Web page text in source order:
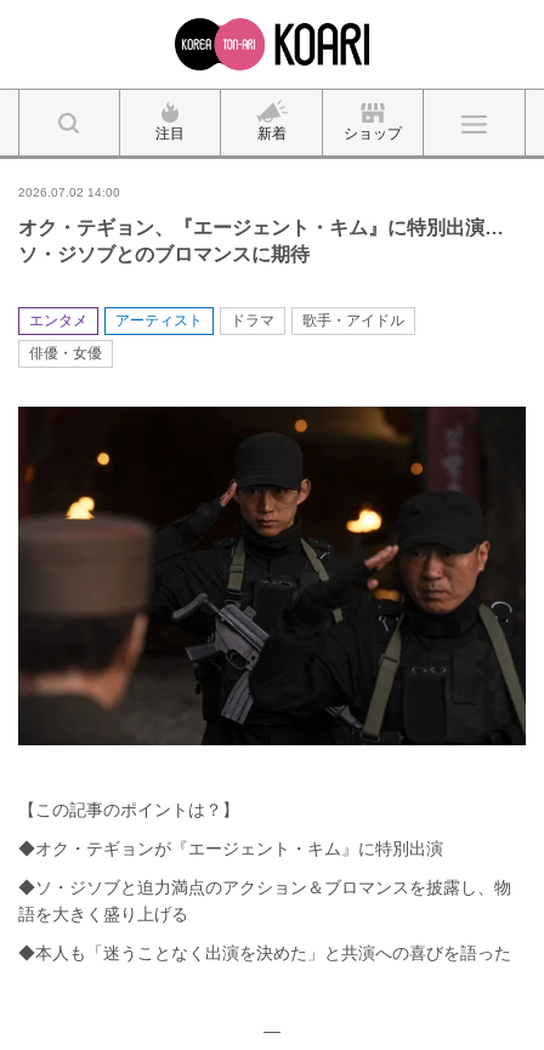
注目 新着 ショップ
2026.07.02 14:00
オク・テギョン、『エージェント・キム』に特別出演…
ソ・ジソブとのブロマンスに期待
エンタメ アーティスト ドラマ
歌手・アイドル
俳優・女優
【この記事のポイントは？】
◆オク・テギョンが『エージェント・キム』に特別出演
◆ソ・ジソブと迫力満点のアクション＆ブロマンスを披露し、物
語を大きく盛り上げる
◆本人も「迷うことなく出演を決めた」と共演への喜びを語った
—